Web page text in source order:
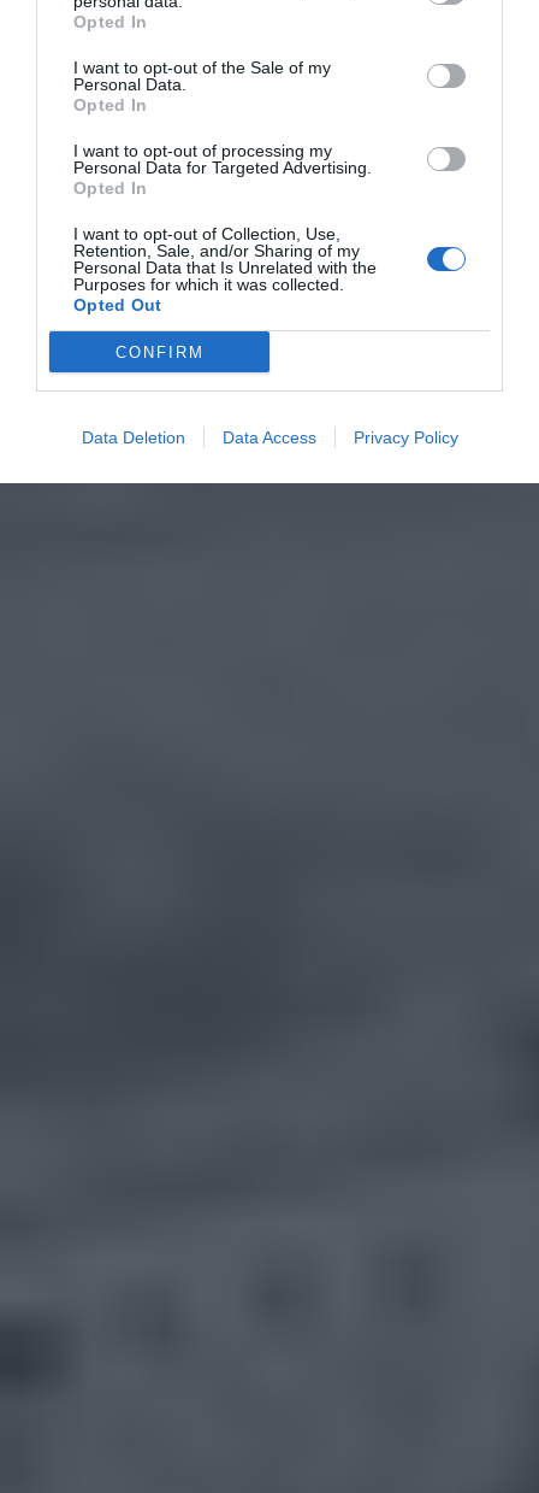
Opted In
I want to opt-out of the Sale of my
Personal Data.
Opted In
I want to opt-out of processing my
Personal Data for Targeted Advertising.
Opted In
I want to opt-out of Collection, Use,
Retention, Sale, and/or Sharing of my
Personal Data that Is Unrelated with the
Purposes for which it was collected.
Opted Out
CONFIRM
Data Deletion Data Access Privacy Policy